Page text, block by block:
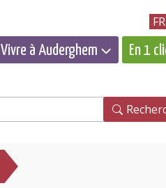
FR
Vivre à Auderghem En 1